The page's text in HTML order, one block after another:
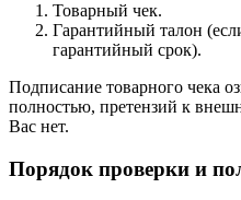
Товарный чек.
Гарантийный талон
гарантийный срок).
Подписание товарного чека
полностью, претензий к
Вас нет.
Порядок проверки и